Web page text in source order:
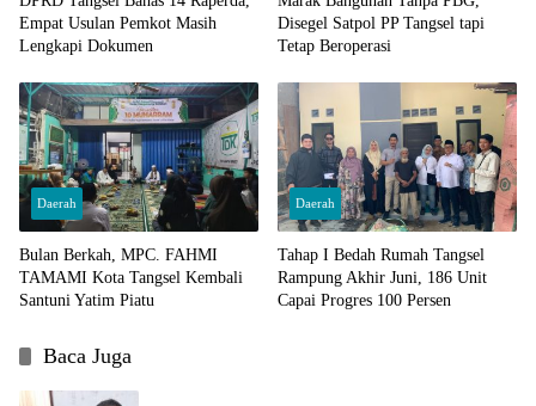
Empat Usulan Pemkot Masih
Lengkapi Dokumen
Disegel Satpol PP Tangsel tapi
Tetap Beroperasi
Daerah
Bulan Berkah, MPC. FAHMI
TAMAMI Kota Tangsel Kembali
Santuni Yatim Piatu
Daerah
Tahap I Bedah Rumah Tangsel
Rampung Akhir Juni, 186 Unit
Capai Progres 100 Persen
Baca Juga